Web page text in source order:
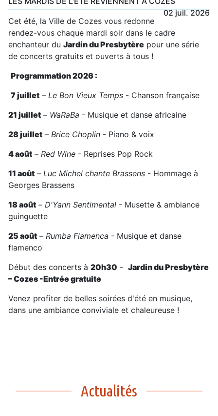
02 juil. 2026
Cet été, la Ville de Cozes vous redonne
rendez-vous chaque mardi soir dans le cadre
enchanteur du Jardin du Presbytère pour une série
de concerts gratuits et ouverts à tous !
Programmation 2026 :
7 juillet – Le Bon Vieux Temps - Chanson française
21 juillet – WaRaBa - Musique et danse africaine
28 juillet – Brice Choplin - Piano & voix
4 août – Red Wine - Reprises Pop Rock
11 août – Luc Michel chante Brassens - Hommage à
Georges Brassens
18 août – D'Yann Sentimental - Musette & ambiance
guinguette
25 août – Rumba Flamenca - Musique et danse
flamenco
Début des concerts à 20h30 - Jardin du Presbytère
– Cozes -Entrée gratuite
Venez profiter de belles soirées d'été en musique,
dans une ambiance conviviale et chaleureuse !
Actualités